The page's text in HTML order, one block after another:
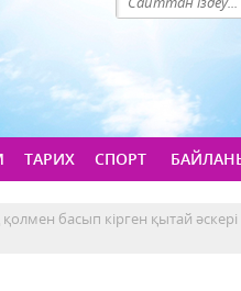
ТАРИХ СПОРТ
басып кірген қытай әскері